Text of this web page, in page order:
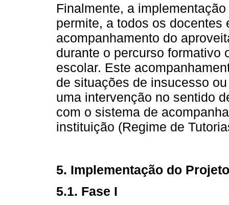
Finalmente, a
permite, a todos os
acompanhamento do
durante o percurso formativo
escolar. Este
de situações de insucesso
uma intervenção no sentido
com o sistema de
instituição (Regime de
5. Implementação do Projeto
5.1. Fase I